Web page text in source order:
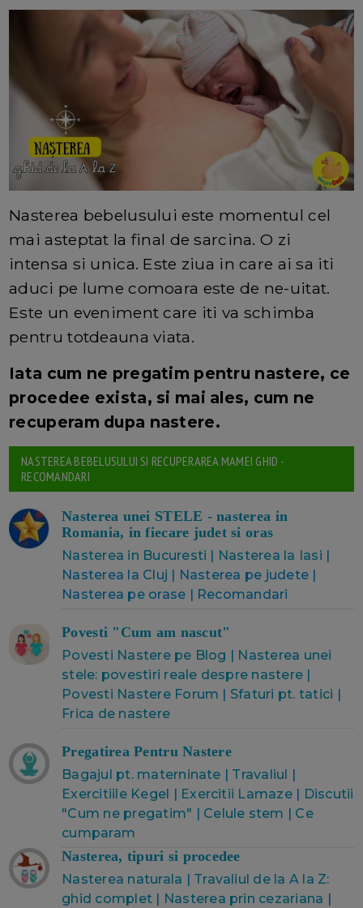
Nasterea bebelusului este momentul cel
mai asteptat la final de sarcina. O zi
intensa si unica. Este ziua in care ai sa iti
aduci pe lume comoara este de ne-uitat.
Este un eveniment care iti va schimba
pentru totdeauna viata.
Iata cum ne pregatim pentru nastere, ce
procedee exista, si mai ales, cum ne
recuperam dupa nastere.
NASTEREA BEBELUSULUI SI RECUPERAREA MAMEI GHID -
RECOMANDARI
Nasterea unei STELE - nasterea in
Romania, in fiecare judet si oras
Nasterea in Bucuresti Nasterea la Iasi
Nasterea la Cluj | Nasterea pe judete |
Nasterea pe orase | Recomandari
Povesti "Cum am nascut"
Povesti Nastere pe Blog
Nasterea unei
stele: povestiri reale despre nastere
Povesti Nastere Forum
Sfaturi pt. tatici
Frica de nastere
Pregatirea Pentru Nastere
Bagajul pt. materninate Travaliul
Exercitiile Kegel
Exercitii Lamaze|
Discutii
"Cum ne pregatim"
Celule stem
Ce
cumparam
Nasterea, tipuri si procedee
Nasterea naturala
Travaliul de la A la Z:
ghid complet
Nasterea prin cezariana